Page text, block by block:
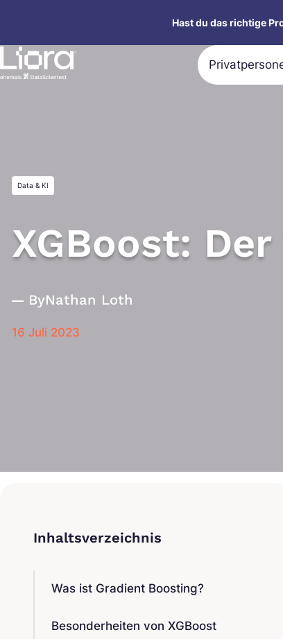
springen
Hast du das richtige
Data & KI
XGBoost:
ByNathan Loth
16 Juli 2023
Was ist Gradient Boosting?
Besonderheiten von XGBoost